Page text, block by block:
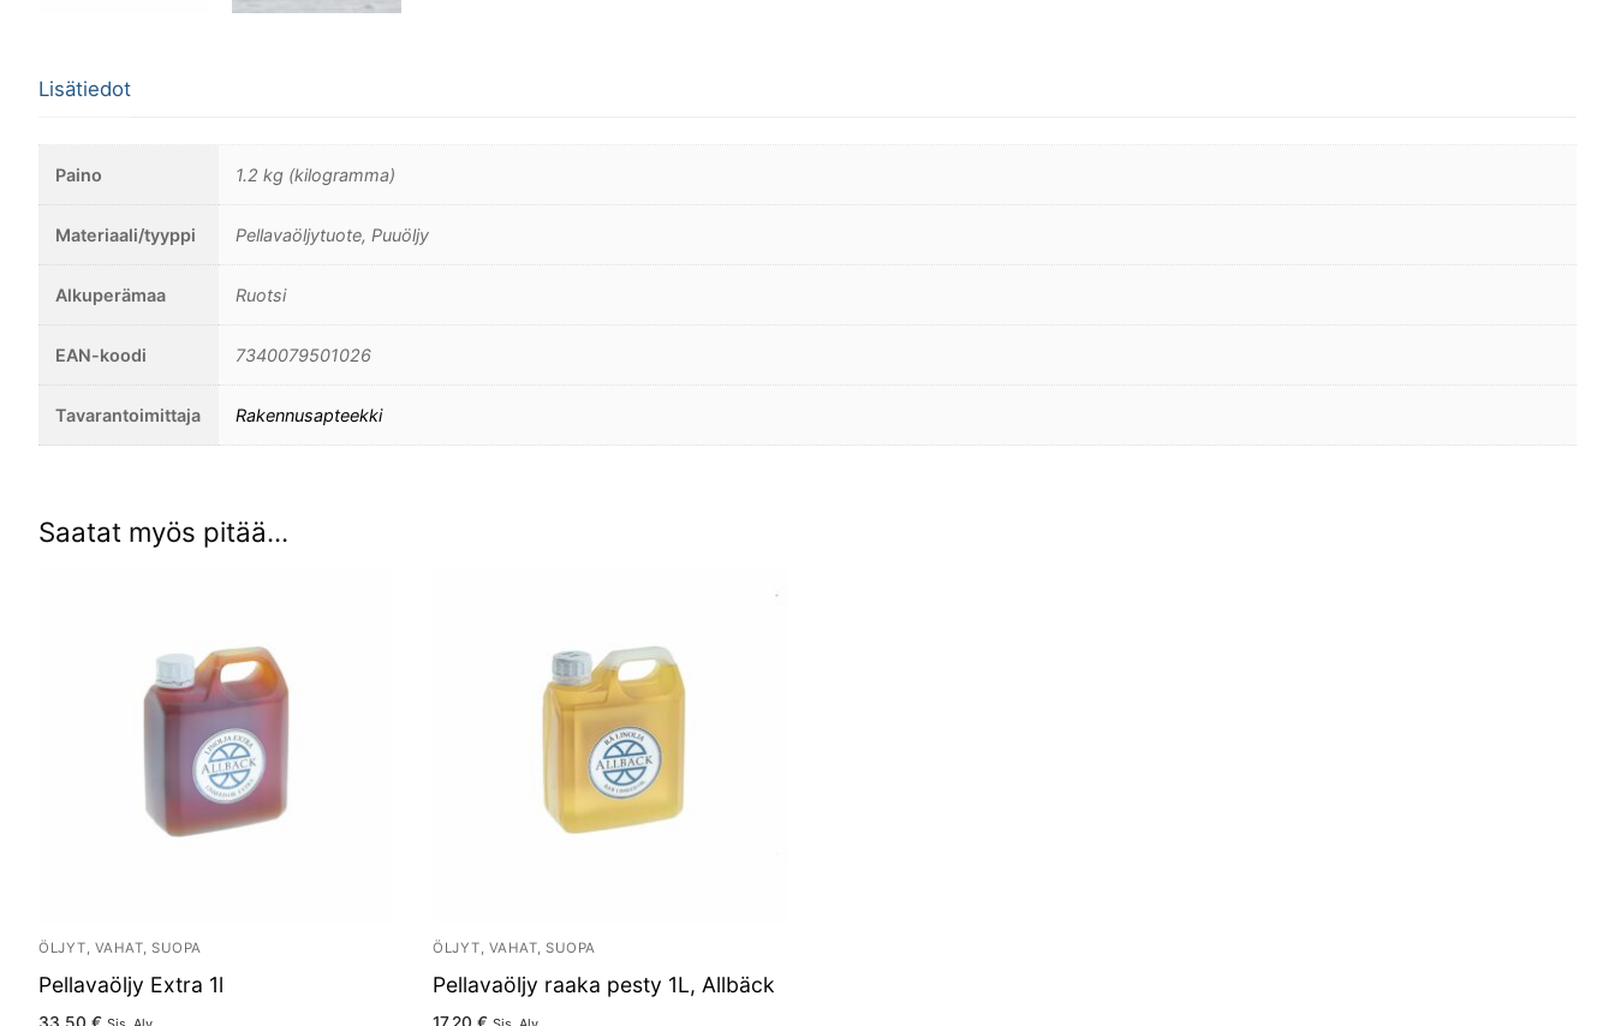
Lisätiedot
Paino 1.2 kg (kilogramma)
Materiaali/tyyppi Pellavaöljytuote, Puuöljy
Alkuperämaa Ruotsi
EAN-koodi 7340079501026
Tavarantoimittaja Rakennusapteekki
Saatat myös pitää...
ÖLJYT, VAHAT, SUOPA
Pellavaöljy Extra 1l
33.50 €
ÖLJYT, VAHAT, SUOPA
Pellavaöljy raaka pesty 1L, Allbäck
17.20 €